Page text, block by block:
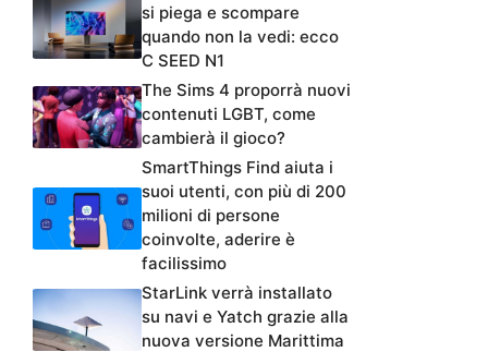
si piega e scompare
quando non la vedi: ecco
C SEED N1
The Sims 4 proporrà nuovi
contenuti LGBT, come
cambierà il gioco?
SmartThings Find aiuta i
suoi utenti, con più di 200
milioni di persone
coinvolte, aderire è
facilissimo
StarLink verrà installato
su navi e Yatch grazie alla
nuova versione Marittima